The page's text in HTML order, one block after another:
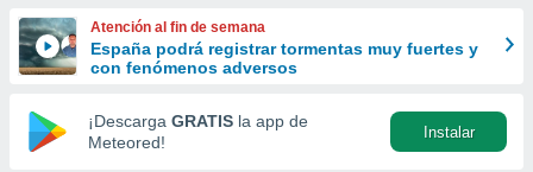
y
forma
digital
basada
Atención al fin de semana
España podrá registrar tormentas muy fuertes y
con fenómenos adversos
¡Descarga GRATIS la app de
Meteored!
Instalar